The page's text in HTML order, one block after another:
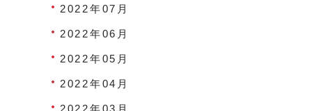
2022年07月
2022年06月
2022年05月
2022年04月